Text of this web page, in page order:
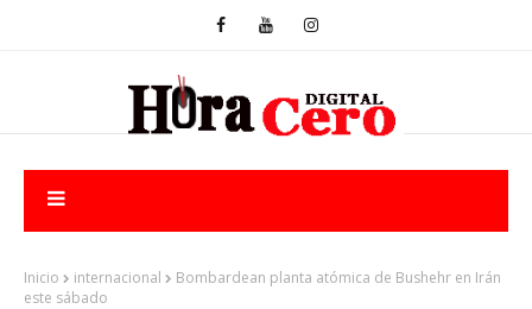
Inicio internacional
Bombardean planta atómica de Bushehr en Irán
este sábado